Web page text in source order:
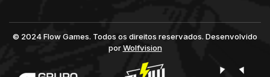
© 2024 Flow Games. Todos os direitos reservados. Desenvolvido
porWolfvision